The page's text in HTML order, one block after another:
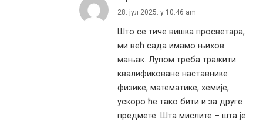
28. јул 2025. у 10:46 am
Што се тиче вишка просветара,
ми већ сада имамо њихов
мањак. Лупом треба тражити
квалификоване наставнике
физике, математике, хемије,
ускоро ће тако бити и за друге
предмете. Шта мислите – шта је